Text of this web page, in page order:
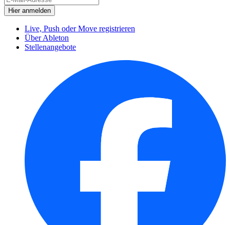
Live, Push oder Move registrieren
Über Ableton
Stellenangebote